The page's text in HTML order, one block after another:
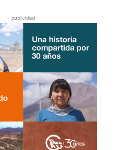
- publicidad -